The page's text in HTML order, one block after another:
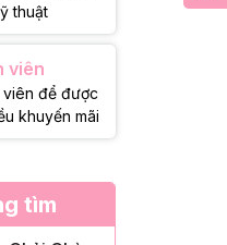
thuật
viên
để được
khuyến mãi
tìm